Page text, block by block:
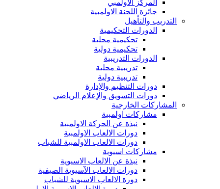
المركز الأولمبي
جائزة اللجنة الاولمبية
التدريب والتأهيل
الدورات التحكيمية
تحكيمية محلية
تحكيمية دولية
الدورات التدريبية
تدريبية محلية
تدريبية دولية
دورات التنظيم والإدارة
دورات التسويق والإعلام الرياضي
المشاركات الخارجية
مشاركات اولمبية
نبذة عن الحركة الاولمبية
دورات الالعاب الاولمبية
دورات الالعاب الاولمبية للشباب
مشاركات اسيوية
نبذة عن الالعاب الاسيوية
دورات الالعاب الآسيوية الصيفية
دورة الالعاب الاسيوية للشباب